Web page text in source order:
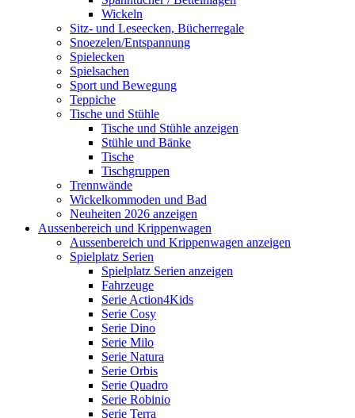
Wickeln
Sitz- und Leseecken, Bücherregale
Snoezelen/Entspannung
Spielecken
Spielsachen
Sport und Bewegung
Teppiche
Tische und Stühle
Tische und Stühle anzeigen
Stühle und Bänke
Tische
Tischgruppen
Trennwände
Wickelkommoden und Bad
Neuheiten 2026 anzeigen
Aussenbereich und Krippenwagen
Aussenbereich und Krippenwagen anzeigen
Spielplatz Serien
Spielplatz Serien anzeigen
Fahrzeuge
Serie Action4Kids
Serie Cosy
Serie Dino
Serie Milo
Serie Natura
Serie Orbis
Serie Quadro
Serie Robinio
Serie Terra